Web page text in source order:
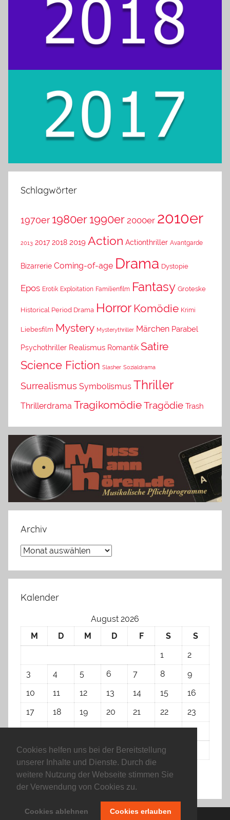
Cookies helfen uns bei der Bereitstellung
unserer Inhalte und Dienste. Durch die
weitere Nutzung der Webseite stimmen Sie
der Verwendung von Cookies zu.
Cookies ablehnen Cookies erlauben
Schlagwörter
1970er 1980er 1990er 2000er 2010er
2013 2017 2018 2019 Action Actionthriller Avantgarde
Bizarrerie Coming-of-age Drama Dystopie
Epos Erotik Exploitation Familienfilm Fantasy Groteske
Historical Period Drama Horror Komödie Krimi
Liebesfilm Mystery Mysterythriller Märchen Parabel
Psychothriller Realismus Romantik Satire
Science Fiction Slasher Sozialdrama
Surrealismus Symbolismus Thriller
Thrillerdrama TragikomödieTragödie Trash
Archiv
Archiv
Kalender
August 2026
M
D M D F S
S
1
2
3
4 5 6 7 8
9
10
11 12 13 14 15
16
17
18 19 20 21 22
23
24
25 26 27 28 29
30
31
« Apr.